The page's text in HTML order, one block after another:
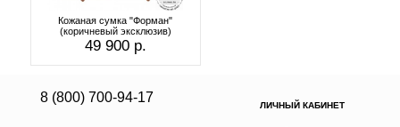
Кожаная сумка "Форман"
(коричневый эксклюзив)
49 900 р.
8 (800) 700-94-17
ЛИЧНЫЙ КАБИНЕТ